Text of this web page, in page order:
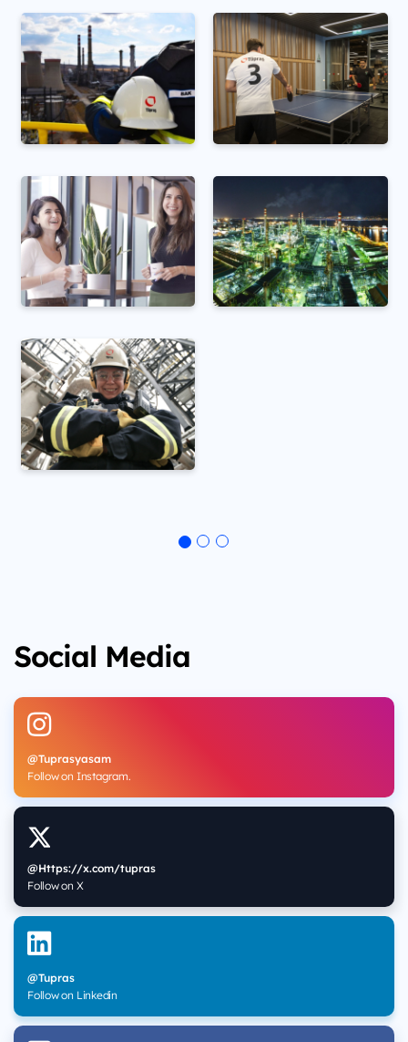
Social Media
@Tuprasyasam
Follow on Instagram.
@Https://x.com/tupras
Follow on X
@Tupras
Follow on Linkedin